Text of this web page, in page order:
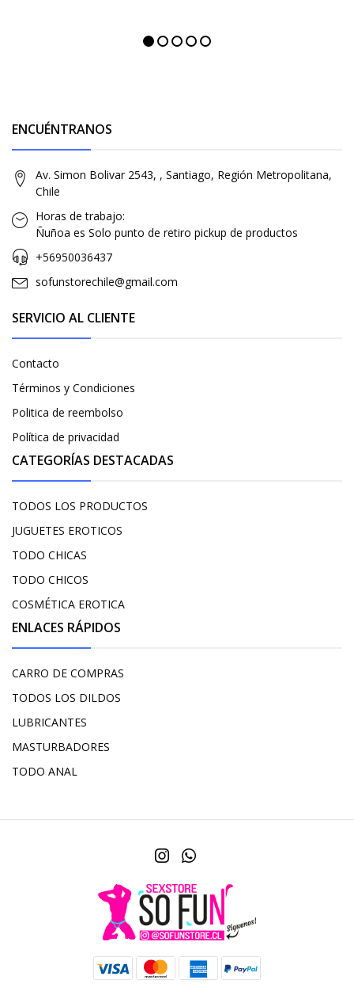
ENCUÉNTRANOS
Av. Simon Bolivar 2543, , Santiago, Región Metropolitana,
Chile
Horas de trabajo:
Ñuñoa es Solo punto de retiro pickup de productos
+56950036437
sofunstorechile@gmail.com
SERVICIO AL CLIENTE
Contacto
Términos y Condiciones
Politica de reembolso
Política de privacidad
CATEGORÍAS DESTACADAS
TODOS LOS PRODUCTOS
JUGUETES EROTICOS
TODO CHICAS
TODO CHICOS
COSMÉTICA EROTICA
ENLACES RÁPIDOS
CARRO DE COMPRAS
TODOS LOS DILDOS
LUBRICANTES
MASTURBADORES
TODO ANAL